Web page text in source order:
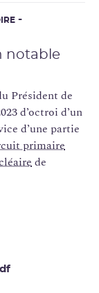
notable
Président de
d’octroi d’un
d’une partie
primaire
de